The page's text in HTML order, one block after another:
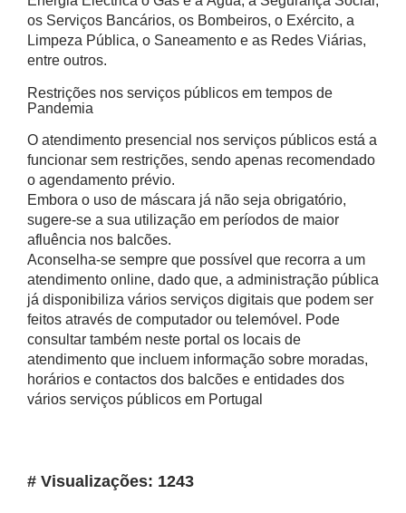
os Serviços Bancários, os Bombeiros, o Exército, a
Limpeza Pública, o Saneamento e as Redes Viárias,
entre outros.
Restrições nos serviços públicos em tempos de
Pandemia
O atendimento presencial nos serviços públicos está a
funcionar sem restrições, sendo apenas recomendado
o agendamento prévio.
Embora o uso de máscara já não seja obrigatório,
sugere-se a sua utilização em períodos de maior
afluência nos balcões.
Aconselha-se sempre que possível que recorra a um
atendimento online, dado que, a administração pública
já disponibiliza vários serviços digitais que podem ser
feitos através de computador ou telemóvel. Pode
consultar também neste portal os locais de
atendimento que incluem informação sobre moradas,
horários e contactos dos balcões e entidades dos
vários serviços públicos em Portugal
# Visualizações: 1243